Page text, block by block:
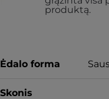
produktą.
Ėdalo forma
Skonis